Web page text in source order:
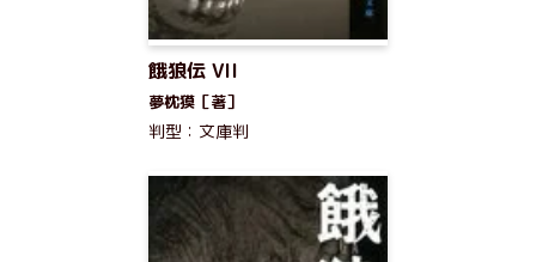
餓狼伝 VII
夢枕獏［著］
判型：文庫判